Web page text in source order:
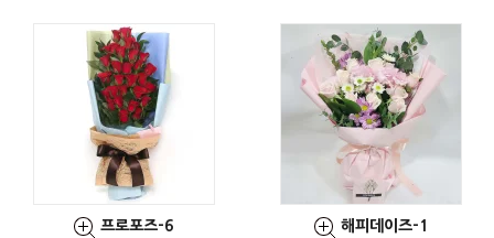
프로포즈-6 해피데이즈-1